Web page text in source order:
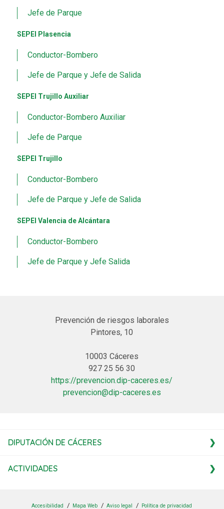
Jefe de Parque
SEPEI Plasencia
Conductor-Bombero
Jefe de Parque y Jefe de Salida
SEPEI Trujillo Auxiliar
Conductor-Bombero Auxiliar
Jefe de Parque
SEPEI Trujillo
Conductor-Bombero
Jefe de Parque y Jefe de Salida
SEPEI Valencia de Alcántara
Conductor-Bombero
Jefe de Parque y Jefe Salida
Prevención de riesgos laborales
Pintores, 10
10003 Cáceres
927 25 56 30
https://prevencion.dip-caceres.es/
prevencion@dip-caceres.es
DIPUTACIÓN DE CÁCERES
ACTIVIDADES
Accesibilidad Mapa Web Aviso legal Política de privacidad